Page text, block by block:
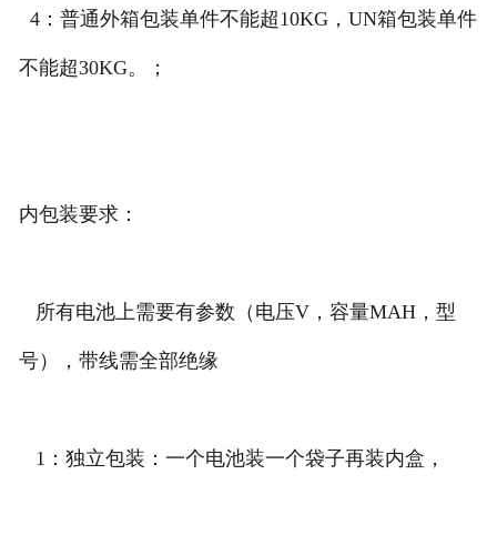
4：普通外箱包装单件不能超10KG，UN箱包装单件
不能超30KG。；
内包装要求：
所有电池上需要有参数（电压V，容量MAH，型
号），带线需全部绝缘
1：独立包装：一个电池装一个袋子再装内盒，